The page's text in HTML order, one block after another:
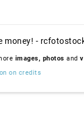
money! -
images, photos and
on credits